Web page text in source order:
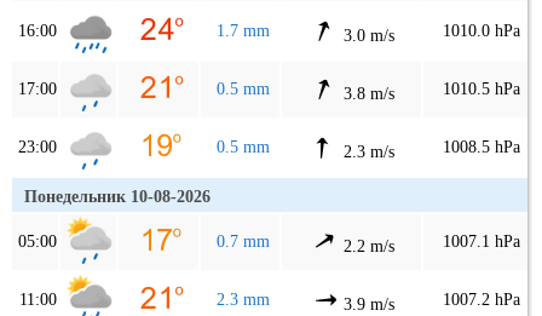
16:00 1.7 mm 3.0 m/s 1010.0 hPa
17:00 0.5 mm 3.8 m/s 1010.5 hPa
23:00 0.5 mm 2.3 m/s 1008.5 hPa
Понедельник 10-08-2026
05:00 0.7 mm 2.2 m/s 1007.1 hPa
11:00 2.3 mm 3.9 m/s 1007.2 hPa